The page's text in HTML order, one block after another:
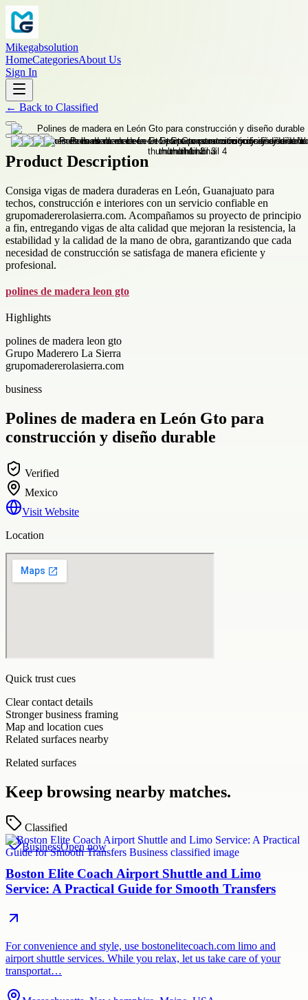
Mikegabsolution
HomeCategoriesAbout Us
Sign In
← Back to Classified
Product Description
Consiga vigas de madera duraderas en León, Guanajuato para
techos, construcción e interiores con un servicio confiable en
grupomadererolasierra.com. Acompañamos su proyecto de principio
a fin, entregando vigas de alta calidad que mejoran la resistencia, la
estabilidad y la calidad de la mano de obra, garantizando que cada
necesidad de construcción se satisfaga de manera eficiente y
profesional.
polines de madera leon gto
Highlights
polines de madera leon gto
Grupo Maderero La Sierra
grupomadererolasierra.com
business
Polines de madera en León Gto para
construcción y diseño durable
Verified
Mexico
Visit Website
Location
Quick trust cues
Clear contact details
Stronger business framing
Map and location cues
Related surfaces nearby
Related surfaces
Keep browsing nearby matches.
Classified
BusinessOpen now
Boston Elite Coach Airport Shuttle and Limo
Service: A Practical Guide for Smooth Transfers
For convenience and style, use bostonelitecoach.com limo and
airport shuttle services. While you relax, let us take care of your
transportat…